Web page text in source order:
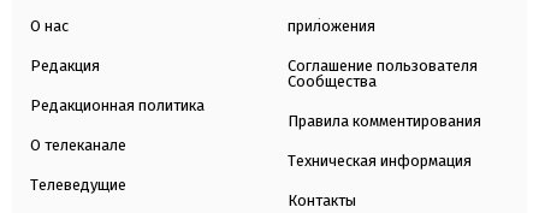
О нас
Редакция
Редакционная политика
О телеканале
Телеведущие
приложения
Соглашение пользователя
Сообщества
Правила комментирования
Техническая информация
Контакты